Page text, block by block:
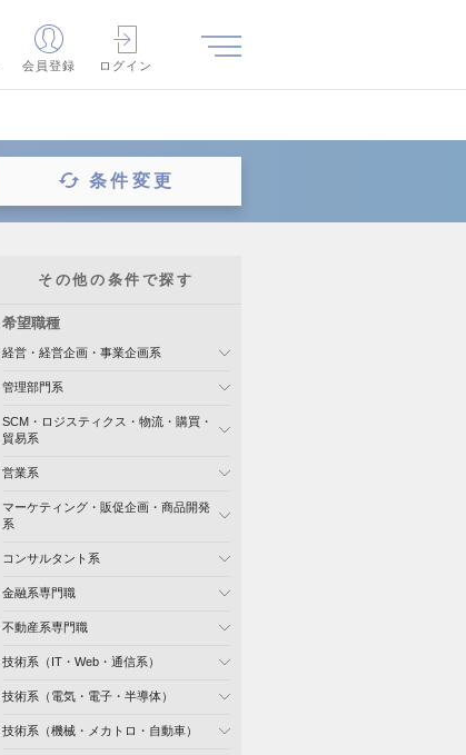
会員登録 ログイン
条件変更
その他の条件で探す
希望職種
経営・経営企画・事業企画系
管理部門系
SCM・ロジスティクス・物流・購買・
貿易系
営業系
マーケティング・販促企画・商品開発
系
コンサルタント系
金融系専門職
不動産系専門職
技術系（IT・Web・通信系）
技術系（電気・電子・半導体）
技術系（機械・メカトロ・自動車）